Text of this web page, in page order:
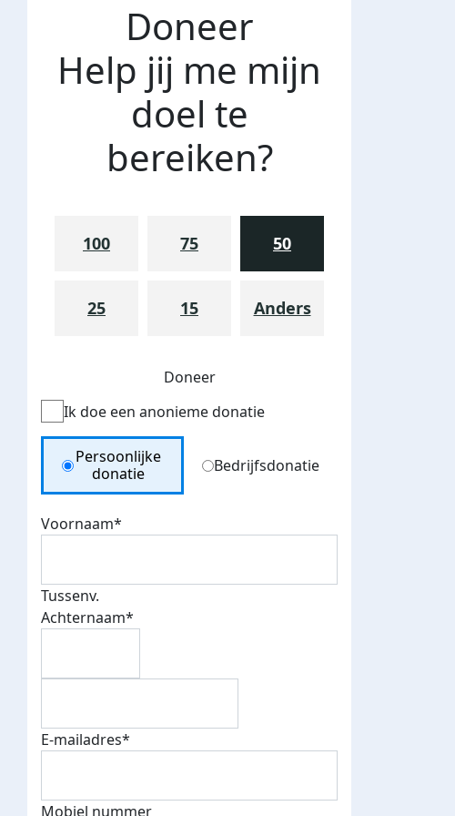
Doneer
Help jij me mijn
doel te
bereiken?
100 75 50
25 15 Anders
Doneer
Ik doe een anonieme donatie
Donation Type
Persoonlijke
donatie
Bedrijfsdonatie
Voornaam*
Tussenv.
Achternaam*
E-mailadres*
Mobiel nummer